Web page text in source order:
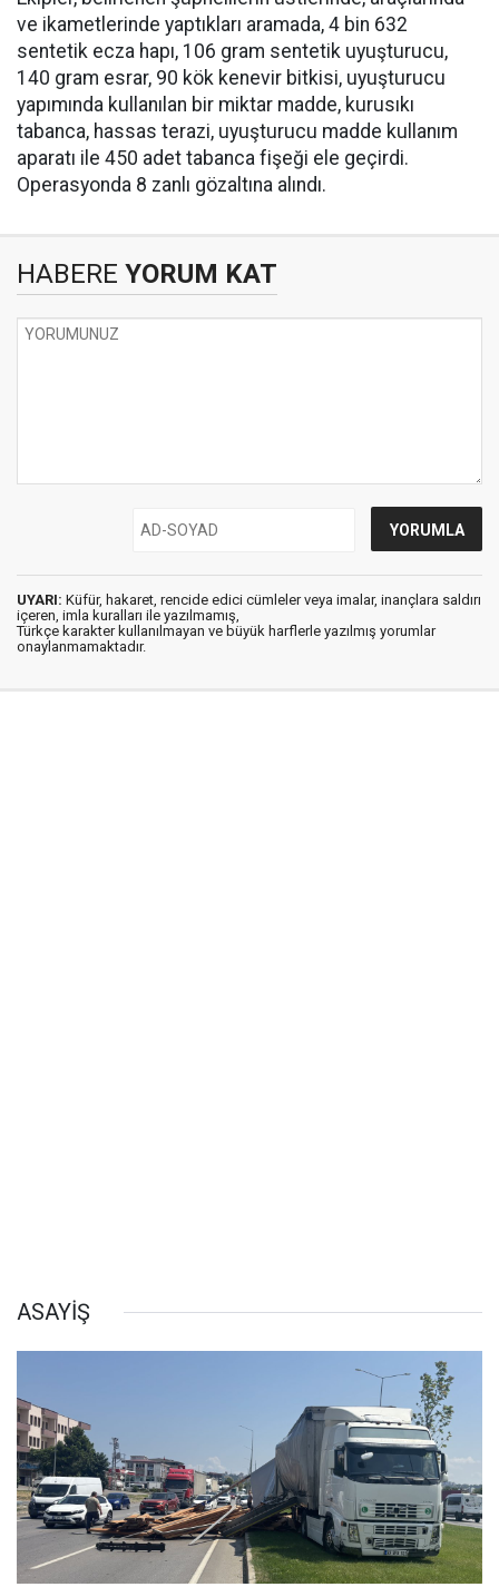
ve ikametlerinde yaptıkları aramada, ⁠4 bin 632
sentetik ecza hapı, 106 gram sentetik uyuşturucu,
140 gram esrar, 90 kök kenevir bitkisi, uyuşturucu
yapımında kullanılan bir miktar madde, kurusıkı
tabanca, hassas terazi, uyuşturucu madde kullanım
aparatı ile 450 adet tabanca fişeği ele geçirdi.
Operasyonda 8 zanlı gözaltına alındı.
HABERE YORUM KAT
UYARI: Küfür, hakaret, rencide edici cümleler veya imalar, inançlara saldırı
içeren, imla kuralları ile yazılmamış,
Türkçe karakter kullanılmayan ve büyük harflerle yazılmış yorumlar
onaylanmamaktadır.
ASAYİŞ